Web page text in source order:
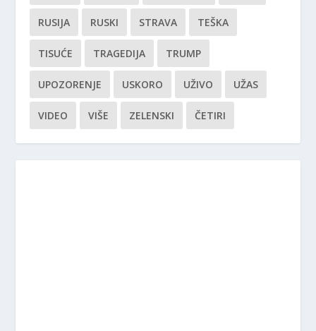
RUSIJA RUSKI STRAVA TEŠKA
TISUĆE TRAGEDIJA TRUMP
UPOZORENJE USKORO UŽIVO UŽAS
VIDEO VIŠE ZELENSKI ČETIRI